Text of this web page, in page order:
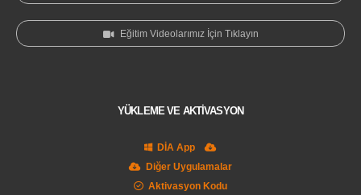
Eğitim Videolarımız İçin Tıklayın
YÜKLEME VE AKTİVASYON
DİA App
Diğer Uygulamalar
Aktivasyon Kodu